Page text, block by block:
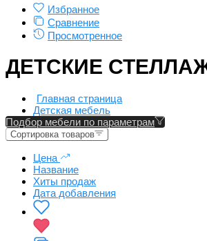
Избранное
Сравнение
Просмотренное
ДЕТСКИЕ
Главная страница
Детская мебель
Подбор мебели по параметрам
Сортировка товаров
Цена
Название
Хиты продаж
Дата добавления